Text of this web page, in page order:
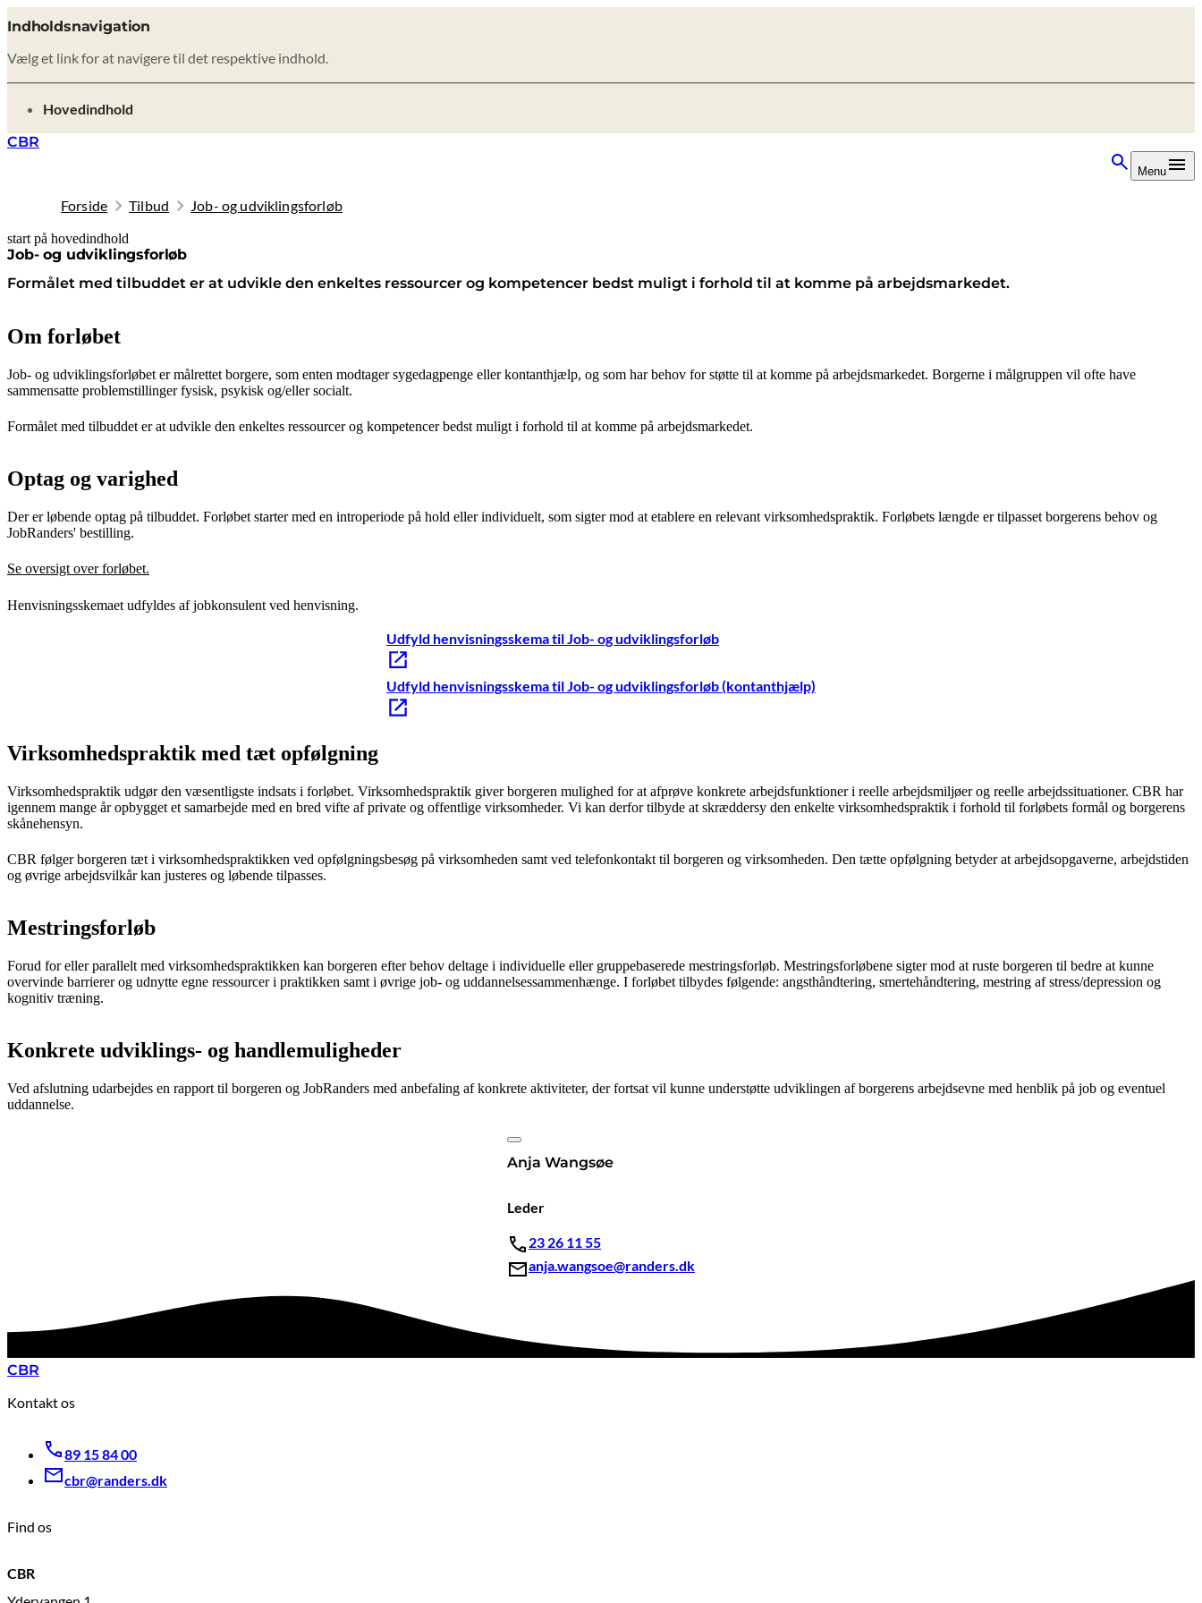
Indholdsnavigation
Vælg et link for at navigere til det respektive indhold.
gå til
Hovedindhold
CBR
Menu
Forside Tilbud Job- og udviklingsforløb
start på hovedindhold
Job- og udviklingsforløb
Formålet med tilbuddet er at udvikle den enkeltes ressourcer og kompetencer bedst muligt i forhold til at komme på arbejdsmarkedet.
senest opdateret 31. juli 2026
Om forløbet
Job- og udviklingsforløbet er målrettet borgere, som enten modtager sygedagpenge eller kontanthjælp, og som har behov for støtte til at komme på arbejdsmarkedet. Borgerne i målgruppen vil ofte have
sammensatte problemstillinger fysisk, psykisk og/eller socialt.
Formålet med tilbuddet er at udvikle den enkeltes ressourcer og kompetencer bedst muligt i forhold til at komme på arbejdsmarkedet.
Optag og varighed
Der er løbende optag på tilbuddet. Forløbet starter med en introperiode på hold eller individuelt, som sigter mod at etablere en relevant virksomhedspraktik. Forløbets længde er tilpasset borgerens behov og
JobRanders' bestilling.
Se oversigt over forløbet.
Henvisningsskemaet udfyldes af jobkonsulent ved henvisning.
Udfyld henvisningsskema til Job- og udviklingsforløb
Udfyld henvisningsskema til Job- og udviklingsforløb (kontanthjælp)
Virksomhedspraktik med tæt opfølgning
Virksomhedspraktik udgør den væsentligste indsats i forløbet. Virksomhedspraktik giver borgeren mulighed for at afprøve konkrete arbejdsfunktioner i reelle arbejdsmiljøer og reelle arbejdssituationer. CBR har
igennem mange år opbygget et samarbejde med en bred vifte af private og offentlige virksomheder. Vi kan derfor tilbyde at skræddersy den enkelte virksomhedspraktik i forhold til forløbets formål og borgerens
skånehensyn.
CBR følger borgeren tæt i virksomhedspraktikken ved opfølgningsbesøg på virksomheden samt ved telefonkontakt til borgeren og virksomheden. Den tætte opfølgning betyder at arbejdsopgaverne, arbejdstiden
og øvrige arbejdsvilkår kan justeres og løbende tilpasses.
Mestringsforløb
Forud for eller parallelt med virksomhedspraktikken kan borgeren efter behov deltage i individuelle eller gruppebaserede mestringsforløb. Mestringsforløbene sigter mod at ruste borgeren til bedre at kunne
overvinde barrierer og udnytte egne ressourcer i praktikken samt i øvrige job- og uddannelsessammenhænge. I forløbet tilbydes følgende: angsthåndtering, smertehåndtering, mestring af stress/depression og
kognitiv træning.
Konkrete udviklings- og handlemuligheder
Ved afslutning udarbejdes en rapport til borgeren og JobRanders med anbefaling af konkrete aktiviteter, der fortsat vil kunne understøtte udviklingen af borgerens arbejdsevne med henblik på job og eventuel
uddannelse.
Anja Wangsøe
Leder
23 26 11 55
anja.wangsoe@randers.dk
CBR
Kontakt os
89 15 84 00
cbr@randers.dk
Find os
CBR